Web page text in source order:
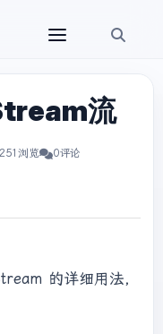
流
浏览 0评论
的详细用法，